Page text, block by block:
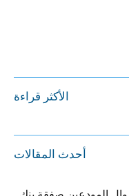
الأكثر قراءة
أحدث المقالات